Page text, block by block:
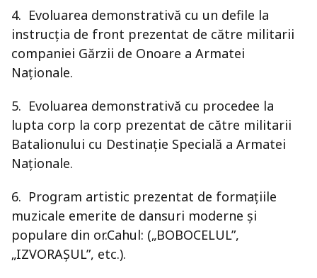
4. Evoluarea demonstrativă cu un defile la
instrucția de front prezentat de către militarii
companiei Gărzii de Onoare a Armatei
Naționale.
5. Evoluarea demonstrativă cu procedee la
lupta corp la corp prezentat de către militarii
Batalionului cu Destinație Specială a Armatei
Naționale.
6. Program artistic prezentat de formațiile
muzicale emerite de dansuri moderne și
populare din or.Cahul: („BOBOCELUL”,
„IZVORAȘUL”, etc.).